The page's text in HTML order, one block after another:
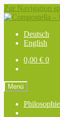
Zur Navigation
Deutsch
English
0,00 € 0
Menü
Philosophie